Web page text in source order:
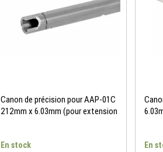
Canon de précision pour AAP-01C
212mm x 6.03mm (pour extension
En stock En